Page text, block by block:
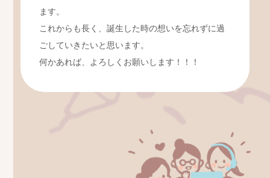
ます。
これからも長く、誕生した時の想いを忘れずに過
ごしていきたいと思います。
何かあれば、よろしくお願いします！！！